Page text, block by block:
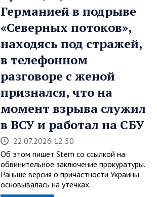
Германией в подрыве
«Северных потоков»,
находясь под стражей,
в телефонном
разговоре с женой
признался, что на
момент взрыва служил
в ВСУ и работал на СБУ
22.07.2026 12:50
Об этом пишет Stern со ссылкой на
обвинительное заключение прокуратуры.
Раньше версия о причастности Украины
основывалась на утечках…